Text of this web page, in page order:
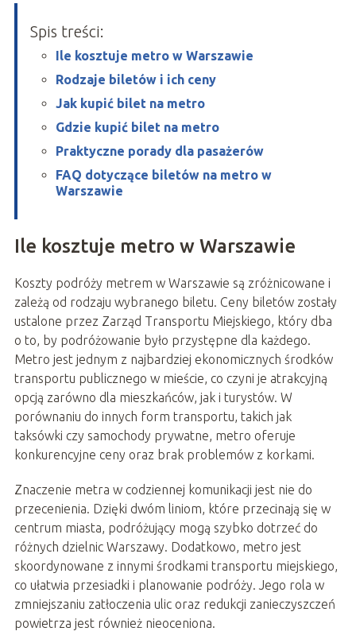
Spis treści:
Ile kosztuje metro w Warszawie
Rodzaje biletów i ich ceny
Jak kupić bilet na metro
Gdzie kupić bilet na metro
Praktyczne porady dla pasażerów
FAQ dotyczące biletów na metro w
Warszawie
Ile kosztuje metro w Warszawie
Koszty podróży metrem w Warszawie są zróżnicowane i
zależą od rodzaju wybranego biletu. Ceny biletów zostały
ustalone przez Zarząd Transportu Miejskiego, który dba
o to, by podróżowanie było przystępne dla każdego.
Metro jest jednym z najbardziej ekonomicznych środków
transportu publicznego w mieście, co czyni je atrakcyjną
opcją zarówno dla mieszkańców, jak i turystów. W
porównaniu do innych form transportu, takich jak
taksówki czy samochody prywatne, metro oferuje
konkurencyjne ceny oraz brak problemów z korkami.
Znaczenie metra w codziennej komunikacji jest nie do
przecenienia. Dzięki dwóm liniom, które przecinają się w
centrum miasta, podróżujący mogą szybko dotrzeć do
różnych dzielnic Warszawy. Dodatkowo, metro jest
skoordynowane z innymi środkami transportu miejskiego,
co ułatwia przesiadki i planowanie podróży. Jego rola w
zmniejszaniu zatłoczenia ulic oraz redukcji zanieczyszczeń
powietrza jest również nieoceniona.